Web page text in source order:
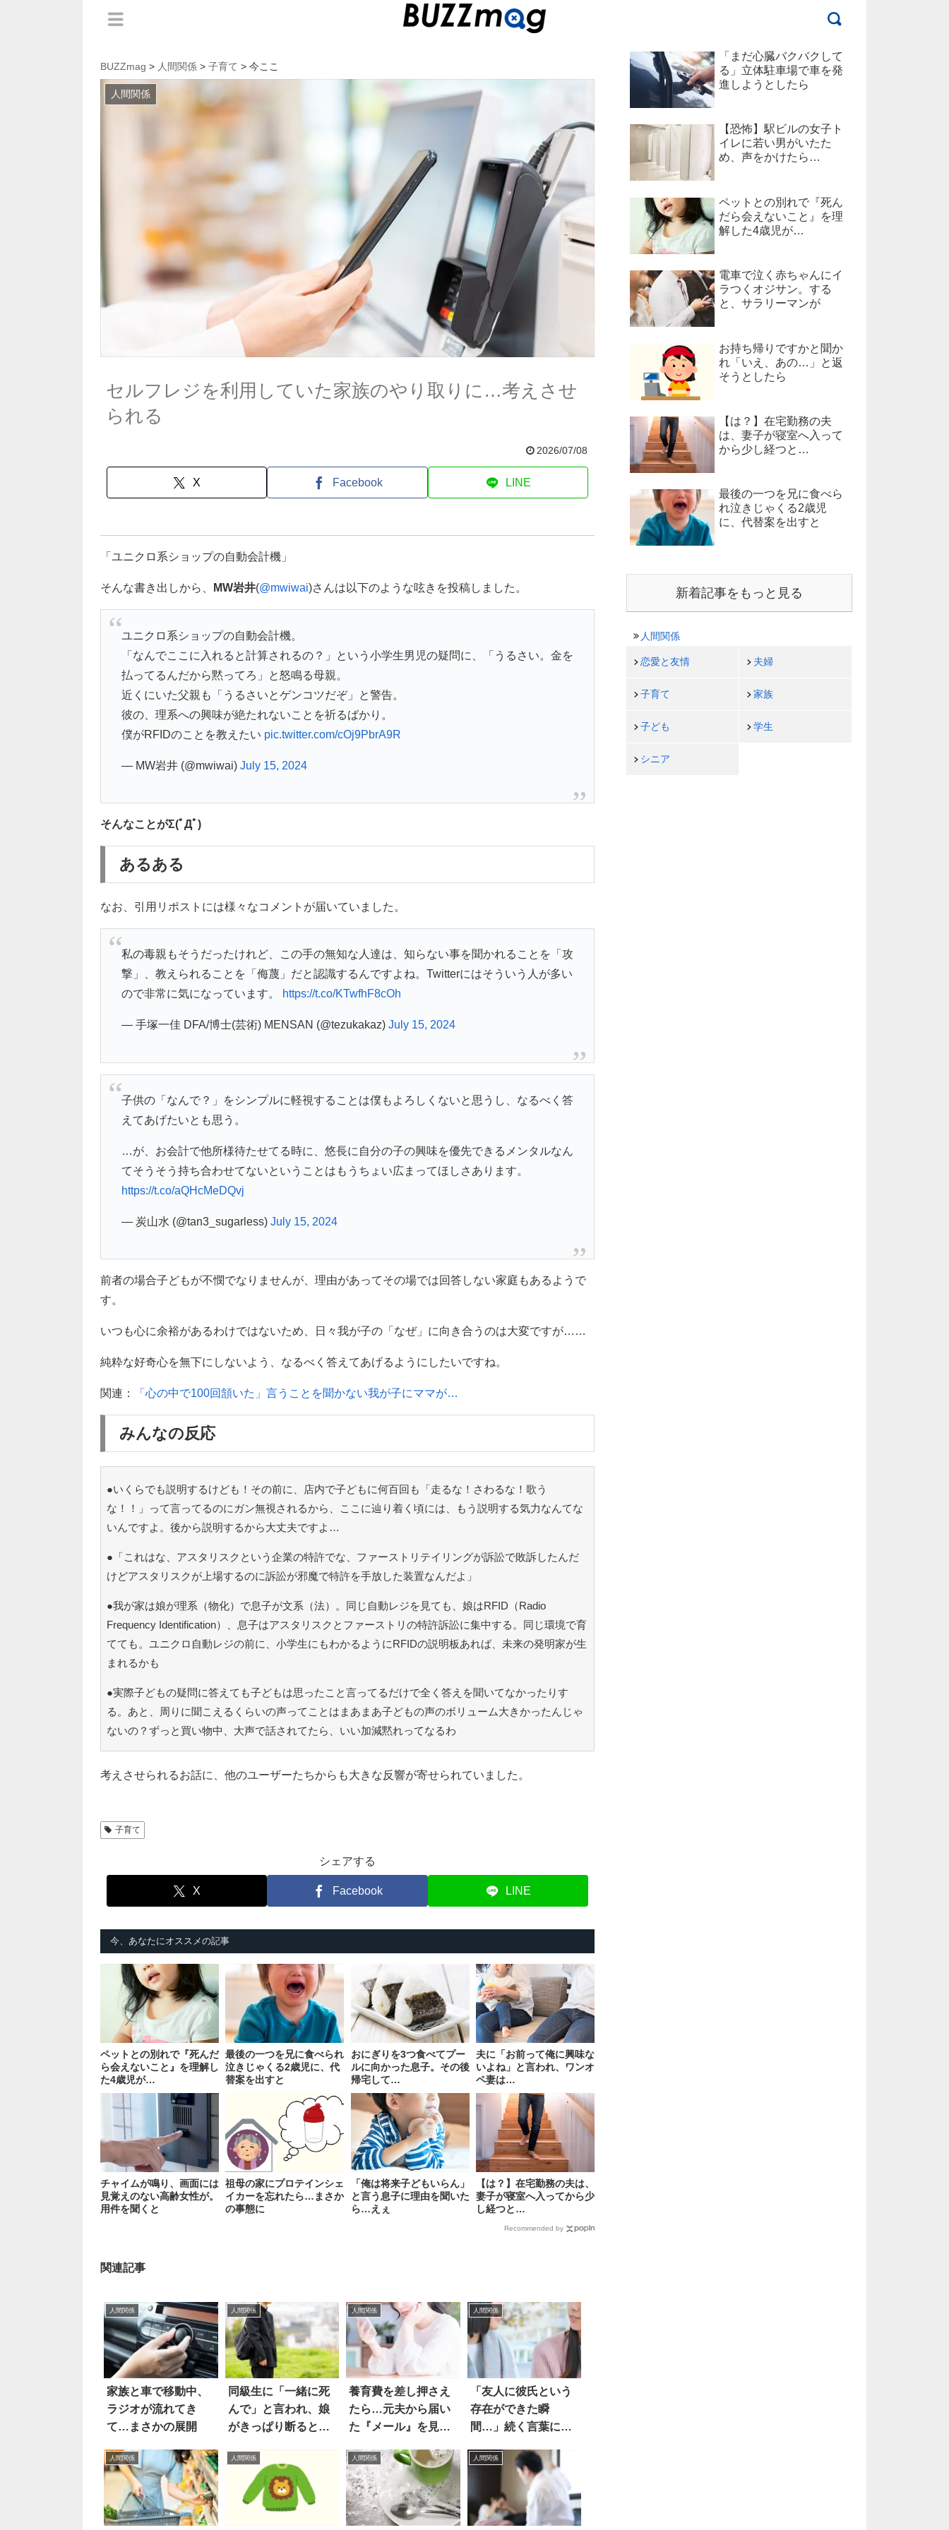
BUZZmag > 人間関係 > 子育て > 今ここ
人間関係
セルフレジを利用していた家族のやり取りに…考えさせ
られる
2026/07/08
X Facebook LINE
「ユニクロ系ショップの自動会計機」
そんな書き出しから、 MW岩井(@mwiwai)さんは以下のような呟きを投稿しました。
ユニクロ系ショップの自動会計機。
「なんでここに入れると計算されるの？」という小学生男児の疑問に、「うるさい。金を
払ってるんだから黙ってろ」と怒鳴る母親。
近くにいた父親も「うるさいとゲンコツだぞ」と警告。
彼の、理系への興味が絶たれないことを祈るばかり。
僕がRFIDのことを教えたい pic.twitter.com/cOj9PbrA9R
— MW岩井 (@mwiwai) July 15, 2024
そんなことがΣ(ﾟДﾟ)
あるある
なお、引用リポストには様々なコメントが届いていました。
私の毒親もそうだったけれど、この手の無知な人達は、知らない事を聞かれることを「攻
撃」、教えられることを「侮蔑」だと認識するんですよね。Twitterにはそういう人が多い
ので非常に気になっています。
https://t.co/KTwfhF8cOh
— 手塚一佳 DFA/博士(芸術) MENSAN (@tezukakaz) July 15, 2024
子供の「なんで？」をシンプルに軽視することは僕もよろしくないと思うし、なるべく答
えてあげたいとも思う。
…が、お会計で他所様待たせてる時に、悠長に自分の子の興味を優先できるメンタルなん
てそうそう持ち合わせてないということはもうちょい広まってほしさあります。
https://t.co/aQHcMeDQvj
— 炭山水 (@tan3_sugarless) July 15, 2024
前者の場合子どもが不憫でなりませんが、理由があってその場では回答しない家庭もあるようで
す。
いつも心に余裕があるわけではないため、日々我が子の「なぜ」に向き合うのは大変ですが……
純粋な好奇心を無下にしないよう、なるべく答えてあげるようにしたいですね。
関連： 「心の中で100回頷いた」言うことを聞かない我が子にママが…
みんなの反応
●いくらでも説明するけども！その前に、店内で子どもに何百回も「走るな！さわるな！歌う
な！！」って言ってるのにガン無視されるから、ここに辿り着く頃には、もう説明する気力なんてな
いんですよ。後から説明するから大丈夫ですよ…
●「これはな、アスタリスクという企業の特許でな、ファーストリテイリングが訴訟で敗訴したんだ
けどアスタリスクが上場するのに訴訟が邪魔で特許を手放した装置なんだよ」
●我が家は娘が理系（物化）で息子が文系（法）。同じ自動レジを見ても、娘はRFID（Radio
Frequency Identification）、息子はアスタリスクとファーストリの特許訴訟に集中する。同じ環境で育
てても。ユニクロ自動レジの前に、小学生にもわかるようにRFIDの説明板あれば、未来の発明家が生
まれるかも
●実際子どもの疑問に答えても子どもは思ったこと言ってるだけで全く答えを聞いてなかったりす
る。あと、周りに聞こえるくらいの声ってことはまあまあ子どもの声のボリューム大きかったんじゃ
ないの？ずっと買い物中、大声で話されてたら、いい加減黙れってなるわ
考えさせられるお話に、他のユーザーたちからも大きな反響が寄せられていました。
子育て
シェアする
X Facebook LINE
今、あなたにオススメの記事
ペットとの別れで『死んだ
ら会えないこと』を理解し
た4歳児が…
最後の一つを兄に食べられ
泣きじゃくる2歳児に、代
替案を出すと
おにぎりを3つ食べてプー
ルに向かった息子。その後
帰宅して…
夫に「お前って俺に興味な
いよね」と言われ、ワンオ
ペ妻は…
チャイムが鳴り、画面には
見覚えのない高齢女性が。
用件を聞くと
祖母の家にプロテインシェ
イカーを忘れたら…まさか
の事態に
「俺は将来子どもいらん」
と言う息子に理由を聞いた
ら…えぇ
【は？】在宅勤務の夫は、
妻子が寝室へ入ってから少
し経つと…
Recommended by
関連記事
人間関係
家族と車で移動中、
ラジオが流れてき
て…まさかの展開
人間関係
同級生に「一緒に死
んで」と言われ、娘
がきっぱり断ると…
人間関係
養育費を差し押さえ
たら…元夫から届い
た『メール』を見て
人間関係
「友人に彼氏という
存在ができた瞬
間…」続く言葉に頭
人間関係 人間関係 人間関係 人間関係
「まだ心臓バクバクして
る」立体駐車場で車を発
進しようとしたら
【恐怖】駅ビルの女子ト
イレに若い男がいたた
め、声をかけたら…
ペットとの別れで『死ん
だら会えないこと』を理
解した4歳児が…
電車で泣く赤ちゃんにイ
ラつくオジサン。する
と、サラリーマンが
お持ち帰りですかと聞か
れ「いえ、あの…」と返
そうとしたら
【は？】在宅勤務の夫
は、妻子が寝室へ入って
から少し経つと…
最後の一つを兄に食べら
れ泣きじゃくる2歳児
に、代替案を出すと
新着記事をもっと見る
人間関係
恋愛と友情 夫婦
子育て 家族
子ども 学生
シニア